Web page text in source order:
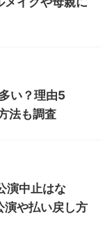
い？理由5
法も調査
演中止はな
演や払い戻し方